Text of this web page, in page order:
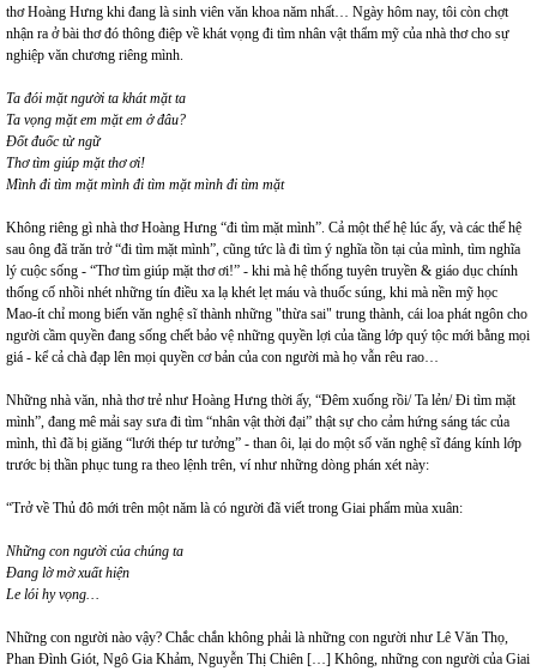
thơ Hoàng Hưng khi đang là sinh viên văn khoa năm nhất… Ngày hôm nay, tôi còn chợt
nhận ra ở bài thơ đó thông điệp về khát vọng đi tìm nhân vật thẩm mỹ của nhà thơ cho sự
nghiệp văn chương riêng mình.
Ta đói mặt người ta khát mặt ta
Ta vọng mặt em mặt em ở đâu?
Đốt đuốc từ ngữ
Thơ tìm giúp mặt thơ ơi!
Mình đi tìm mặt mình đi tìm mặt mình đi tìm mặt
Không riêng gì nhà thơ Hoàng Hưng “đi tìm mặt mình”. Cả một thế hệ lúc ấy, và các thế hệ
sau ông đã trăn trở “đi tìm mặt mình”, cũng tức là đi tìm ý nghĩa tồn tại của mình, tìm nghĩa
lý cuộc sống - “Thơ tìm giúp mặt thơ ơi!” - khi mà hệ thống tuyên truyền & giáo dục chính
thống cố nhồi nhét những tín điều xa lạ khét lẹt máu và thuốc súng, khi mà nền mỹ học
Mao-ít chỉ mong biến văn nghệ sĩ thành những "thừa sai" trung thành, cái loa phát ngôn cho
người cầm quyền đang sống chết bảo vệ những quyền lợi của tầng lớp quý tộc mới bằng mọi
giá - kể cả chà đạp lên mọi quyền cơ bản của con người mà họ vẫn rêu rao…
Những nhà văn, nhà thơ trẻ như Hoàng Hưng thời ấy, “Đêm xuống rồi/ Ta lẻn/ Đi tìm mặt
mình”, đang mê mải say sưa đi tìm “nhân vật thời đại” thật sự cho cảm hứng sáng tác của
mình, thì đã bị giăng “lưới thép tư tưởng” - than ôi, lại do một số văn nghệ sĩ đáng kính lớp
trước bị thần phục tung ra theo lệnh trên, ví như những dòng phán xét này:
“Trở về Thủ đô mới trên một năm là có người đã viết trong Giai phẩm mùa xuân:
Những con người của chúng ta
Đang lờ mờ xuất hiện
Le lói hy vọng…
Những con người nào vậy? Chắc chắn không phải là những con người như Lê Văn Thọ,
Phan Đình Giót, Ngô Gia Khảm, Nguyễn Thị Chiên […] Không, những con người của Giai